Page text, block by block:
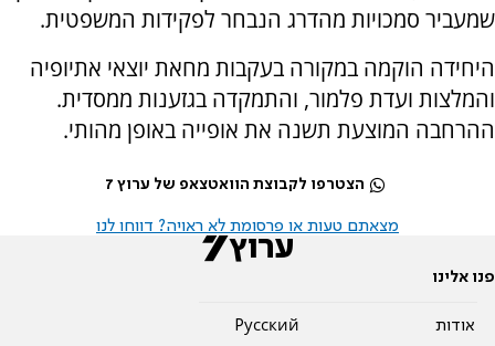
שמעביר סמכויות מהדרג הנבחר לפקידות המשפטית.
היחידה הוקמה במקורה בעקבות מחאת יוצאי אתיופיה
והמלצות ועדת פלמור, והתמקדה בגזענות ממסדית.
ההרחבה המוצעת תשנה את אופייה באופן מהותי.
הצטרפו לקבוצת הוואטצאפ של ערוץ 7
מצאתם טעות או פרסומת לא ראויה? דווחו לנו
פנו אלינו
אודות
Pусский